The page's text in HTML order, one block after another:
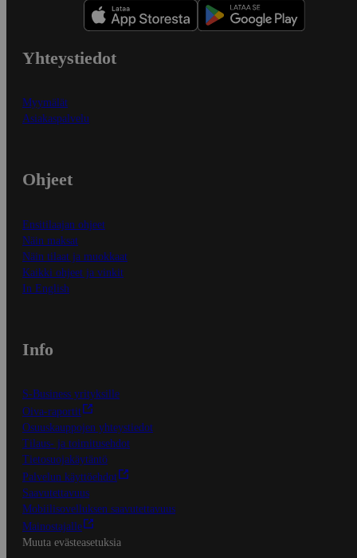
Yhteystiedot
Myymälät
Asiakaspalvelu
Ohjeet
Ensitilaajan ohjeet
Näin maksat
Näin tilaat ja muokkaat
Kaikki ohjeet ja vinkit
In English
Info
S-Business yrityksille
Oiva-raportit
Osuuskauppojen yhteystiedot
Tilaus- ja toimitusehdot
Tietosuojakäytäntö
Palvelun käyttöehdot
Saavutettavuus
Mobiilisovelluksen saavutettavuus
Mainostajalle
Muuta evästeasetuksia